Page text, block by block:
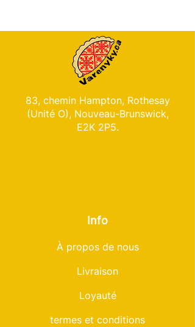
83, chemin Hampton, Rothesay
(Unité O), Nouveau-Brunswick,
E2K 2P5.
Info
À propos de nous
Livraison
Loyauté
termes et conditions